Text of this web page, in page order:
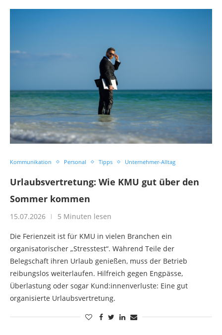
Kommunikation Personal Tipps Unternehmer-Alltag
Urlaubsvertretung: Wie KMU gut über den
Sommer kommen
15.07.2026 5 Minuten lesen
Die Ferienzeit ist für KMU in vielen Branchen ein
organisatorischer „Stresstest“. Während Teile der
Belegschaft ihren Urlaub genießen, muss der Betrieb
reibungslos weiterlaufen. Hilfreich gegen Engpässe,
Überlastung oder sogar Kund:innenverluste: Eine gut
organisierte Urlaubsvertretung.